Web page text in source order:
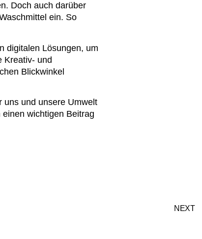
Doch auch darüber
ein. So
digitalen Lösungen, um
Kreativ- und
Blickwinkel
uns und unsere Umwelt
wichtigen Beitrag
NEXT